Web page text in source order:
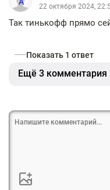
22 октября 2024,
Так тинькофф прямо
Показать 1 ответ
Ещё 3 комментария